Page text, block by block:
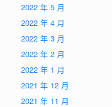
2022 年 5 月
2022 年 4 月
2022 年 3 月
2022 年 2 月
2022 年 1 月
2021 年 12 月
2021 年 11 月